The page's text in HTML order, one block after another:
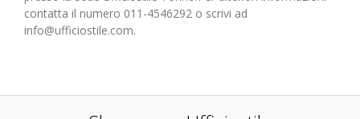
contatta il numero 011-4546292 o scrivi ad
info@ufficiostile.com.